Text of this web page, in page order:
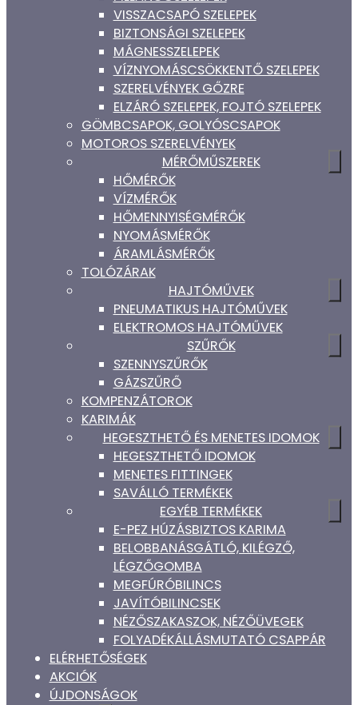
VISSZACSAPÓ SZELEPEK
BIZTONSÁGI SZELEPEK
MÁGNESSZELEPEK
VÍZNYOMÁSCSÖKKENTŐ SZELEPEK
SZERELVÉNYEK GŐZRE
ELZÁRÓ SZELEPEK, FOJTÓ SZELEPEK
GÖMBCSAPOK, GOLYÓSCSAPOK
MOTOROS SZERELVÉNYEK
MÉRŐMŰSZEREK
HŐMÉRŐK
VÍZMÉRŐK
HŐMENNYISÉGMÉRŐK
NYOMÁSMÉRŐK
ÁRAMLÁSMÉRŐK
TOLÓZÁRAK
HAJTÓMŰVEK
PNEUMATIKUS HAJTÓMŰVEK
ELEKTROMOS HAJTÓMŰVEK
SZŰRŐK
SZENNYSZŰRŐK
GÁZSZŰRŐ
KOMPENZÁTOROK
KARIMÁK
HEGESZTHETŐ ÉS MENETES IDOMOK
HEGESZTHETŐ IDOMOK
MENETES FITTINGEK
SAVÁLLÓ TERMÉKEK
EGYÉB TERMÉKEK
E-PEZ HÚZÁSBIZTOS KARIMA
BELOBBANÁSGÁTLÓ, KILÉGZŐ,
LÉGZŐGOMBA
MEGFÚRÓBILINCS
JAVÍTÓBILINCSEK
NÉZŐSZAKASZOK, NÉZŐÜVEGEK
FOLYADÉKÁLLÁSMUTATÓ CSAPPÁR
ELÉRHETŐSÉGEK
AKCIÓK
ÚJDONSÁGOK